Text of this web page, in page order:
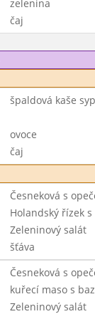
zelenina
čaj
špaldová kaše
ovoce
čaj
Česneková s
Holandský řízek
Zeleninový salát
šťáva
Česneková s
kuřecí maso s
Zeleninový salát